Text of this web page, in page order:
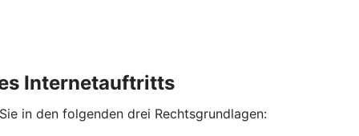
Internetauftritts
in den folgenden drei Rechtsgrundlagen: